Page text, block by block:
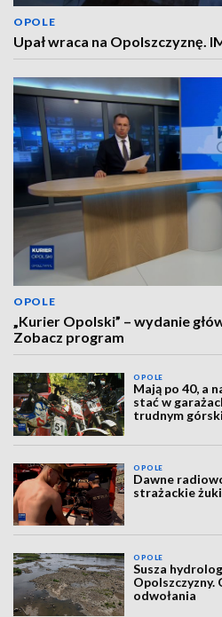
OPOLE
Upał wraca na Opolszczyznę.
OPOLE
„Kurier Opolski” – wydanie
Zobacz program
OPOLE
Mają po 40, a
stać w
trudnym
OPOLE
Dawne
strażackie
OPOLE
Susza
odwołania